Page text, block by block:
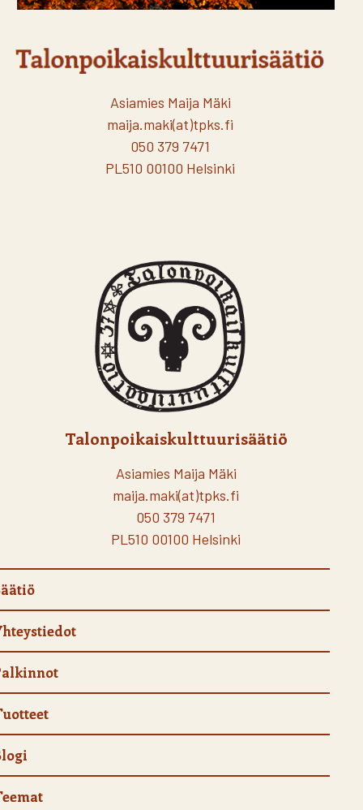
Asiamies Maija Mäki
maija.maki(at)tpks.fi
050 379 7471
PL510 00100 Helsinki
Talonpoikaiskulttuurisäätiö
Asiamies Maija Mäki
maija.maki(at)tpks.fi
050 379 7471
PL510 00100 Helsinki